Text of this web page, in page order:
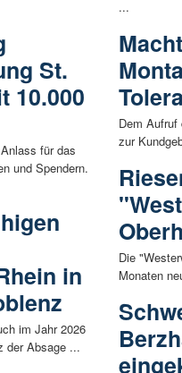
St.
10.000
für das
und Spendern.
in
im Jahr 2026
der Absage ...
...
Dem Aufruf
zur
Die
Monaten